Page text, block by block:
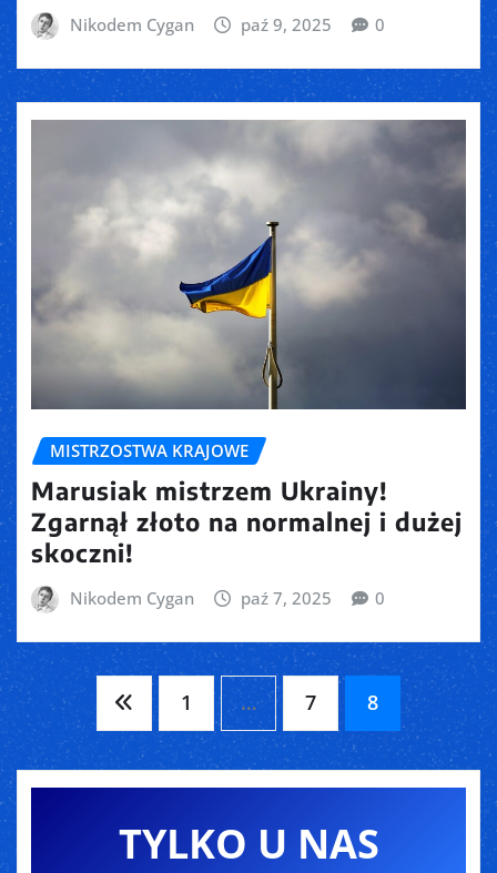
Nikodem Cygan paź 9, 2025 0
MISTRZOSTWA KRAJOWE
Marusiak mistrzem Ukrainy!
Zgarnął złoto na normalnej i dużej
skoczni!
Nikodem Cygan paź 7, 2025 0
Stronicowanie
wpisów
1 … 7 8
TYLKO U NAS